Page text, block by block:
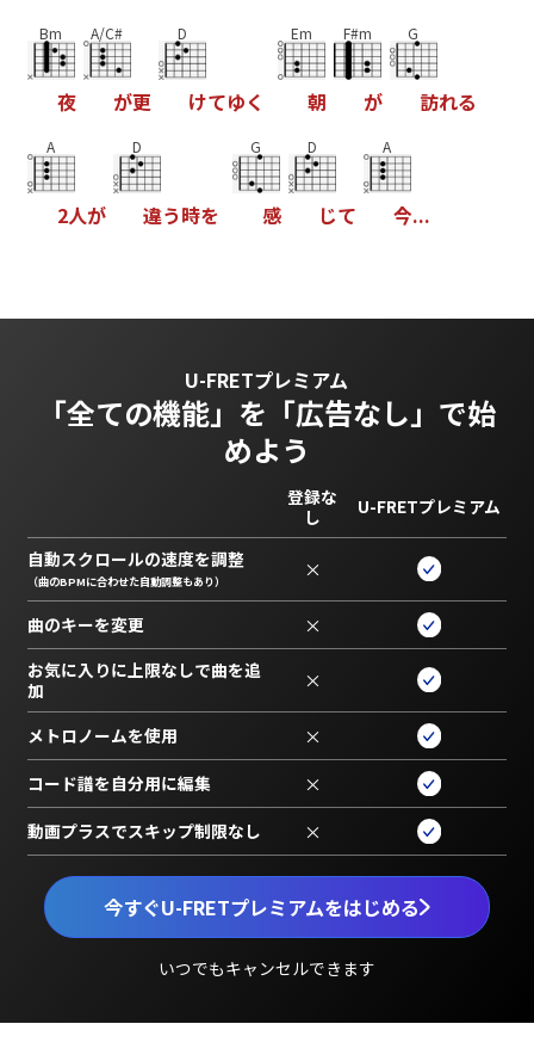
Bm
夜
A/C#
が更
D
けてゆく
Em
朝
F#m
が
G
訪れる
A
2人が
D
違う時を
G
感
D
じて
A
今...
U-FRETプレミアム
「全ての機能」を 「広告なし」で始
めよう
今すぐU-FRETプレミアムをはじめる
いつでもキャンセルできます
登録な
し
U-FRETプレミアム
自動スクロールの速度を調整
（曲のBPMに合わせた自動調整もあり） ×
曲のキーを変更 ×
お気に入りに上限なしで曲を追
加
×
メトロノームを使用 ×
コード譜を自分用に編集 ×
動画プラスでスキップ制限なし ×